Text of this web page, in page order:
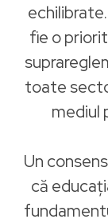
fie o
toate
mediul
Un
că